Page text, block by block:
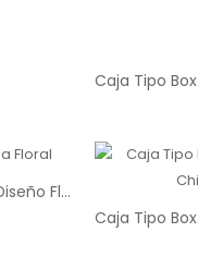
Caja Tipo Box Lunch Mediana Diseño Floral